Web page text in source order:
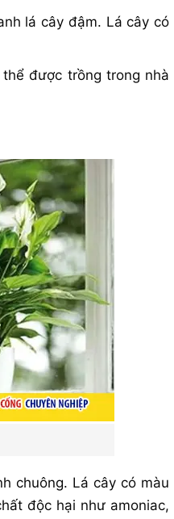
lá cây đậm. Lá cây có
được trồng trong nhà
chuông. Lá cây có màu
độc hại như amoniac,